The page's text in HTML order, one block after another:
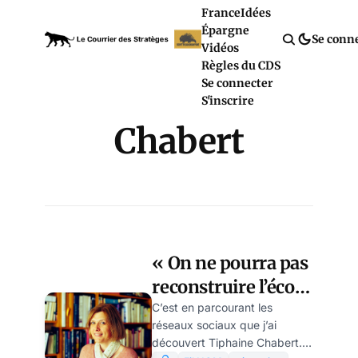
FranceIdées
Épargne
Vidéos
Règles du CDS
Se connecter
S'inscrire
Se
Chabert
« On ne pourra pas
reconstruire l’école
sans un chaos et
un électrochoc »
C’est en parcourant les
réseaux sociaux que j’ai
découvert Tiphaine Chabert.